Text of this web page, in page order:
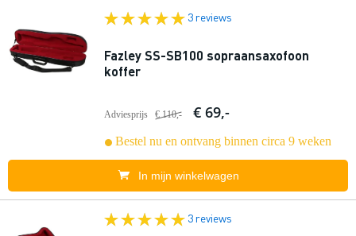
3 reviews
Fazley SS-SB100 sopraansaxofoon
koffer
Adviesprijs € 110,- € 69,-
Bestel nu en ontvang binnen circa 9 weken
In mijn winkelwagen
3 reviews